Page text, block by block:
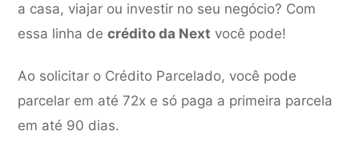
a casa, viajar ou investir no seu negócio? Com
essa linha decrédito da Next você pode!
Ao solicitar o Crédito Parcelado, você pode
parcelar em até 72x e só paga a primeira parcela
em até 90 dias.